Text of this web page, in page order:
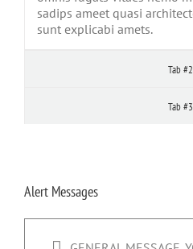
sadips ameet quasi
sunt explicabi amets.
Tab #2
Tab #3
Alert Messages